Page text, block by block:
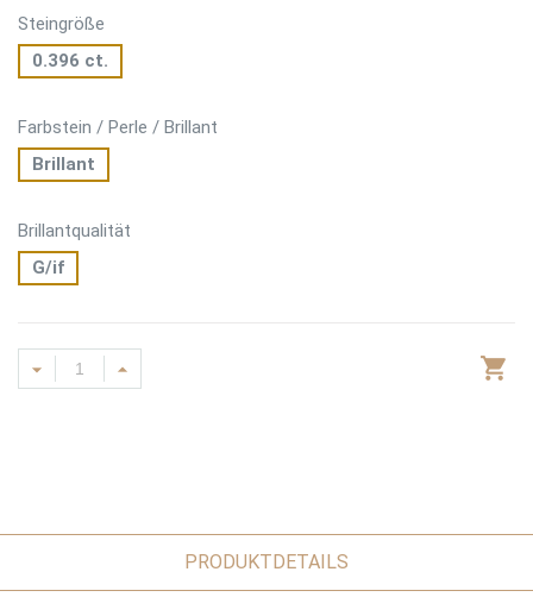
Steingröße
0.396 ct.
Farbstein / Perle / Brillant
Brillant
Brillantqualität
G/if
PRODUKTDETAILS